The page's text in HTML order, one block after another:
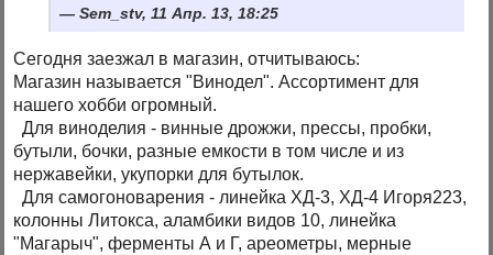
Sem_stv, 11 Апр. 13, 18:25
Сегодня заезжал в магазин, отчитываюсь:
Магазин называется "Винодел". Ассортимент для
нашего хобби огромный.
Для виноделия - винные дрожжи, прессы, пробки,
бутыли, бочки, разные емкости в том числе и из
нержавейки, укупорки для бутылок.
Для самогоноварения - линейка ХД-3, ХД-4 Игоря223,
колонны Литокса, аламбики видов 10, линейка
"Магарыч", ферменты А и Г, ареометры, мерные